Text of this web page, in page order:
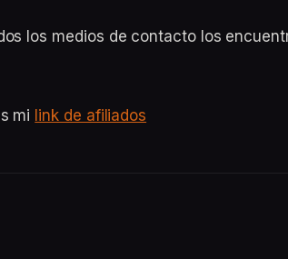
los medios de contacto los
mi link de afiliados